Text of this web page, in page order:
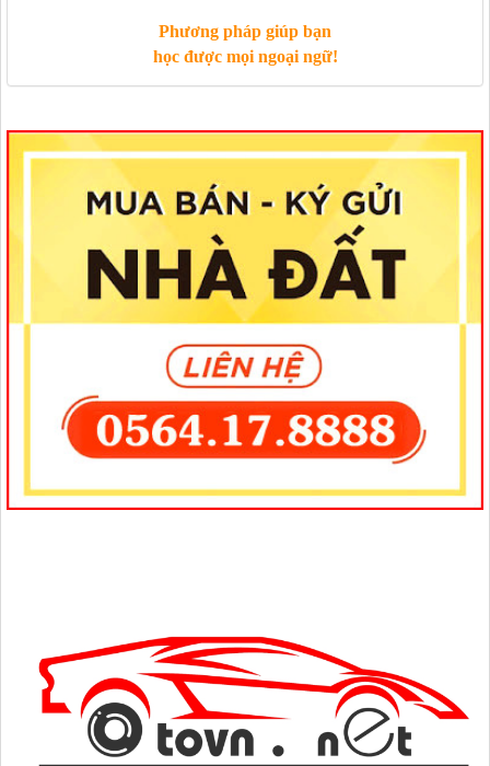
Phương pháp giúp bạn
học được mọi ngoại ngữ!